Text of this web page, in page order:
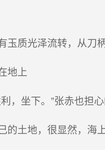
质光泽流转，从刀
地上
坐下。”张赤也担心
土地，很显然，海